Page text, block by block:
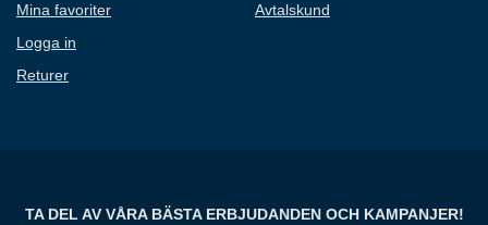
Mina favoriter
Logga in
Returer
Avtalskund
TA DEL AV VÅRA BÄSTA ERBJUDANDEN OCH KAMPANJER!